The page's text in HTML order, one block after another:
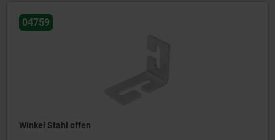
04759
Winkel Stahl offen